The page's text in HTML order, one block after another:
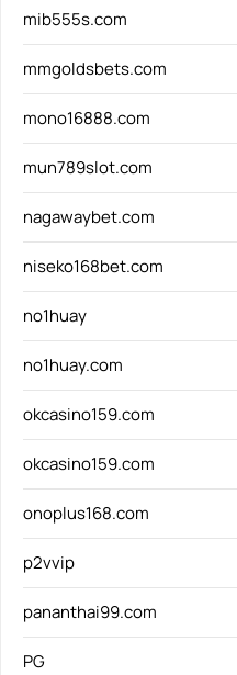
mib555s.com
mmgoldsbets.com
mono16888.com
mun789slot.com
nagawaybet.com
niseko168bet.com
no1huay
no1huay.com
okcasino159.com
okcasino159.com
onoplus168.com
p2vvip
pananthai99.com
PG